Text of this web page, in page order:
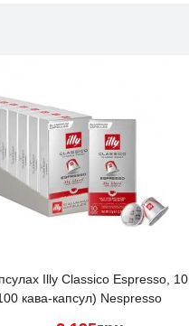
Illy Classico Espresso, 10
кава-капсул) Nespresso